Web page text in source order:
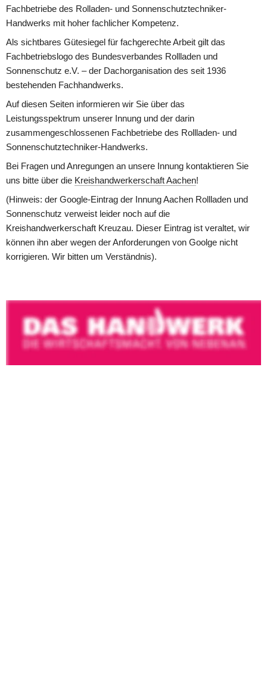
Fachbetriebe des Rolladen- und Sonnenschutztechniker-
Handwerks mit hoher fachlicher Kompetenz.
Als sichtbares Gütesiegel für fachgerechte Arbeit gilt das
Fachbetriebslogo des Bundesverbandes Rollladen und
Sonnenschutz e.V. – der Dachorganisation des seit 1936
bestehenden Fachhandwerks.
Auf diesen Seiten informieren wir Sie über das
Leistungsspektrum unserer Innung und der darin
zusammengeschlossenen Fachbetriebe des Rollladen- und
Sonnenschutztechniker-Handwerks.
Bei Fragen und Anregungen an unsere Innung kontaktieren Sie
uns bitte über die Kreishandwerkerschaft Aachen!
(Hinweis: der Google-Eintrag der Innung Aachen Rollladen und
Sonnenschutz verweist leider noch auf die
Kreishandwerkerschaft Kreuzau. Dieser Eintrag ist veraltet, wir
können ihn aber wegen der Anforderungen von Goolge nicht
korrigieren. Wir bitten um Verständnis).